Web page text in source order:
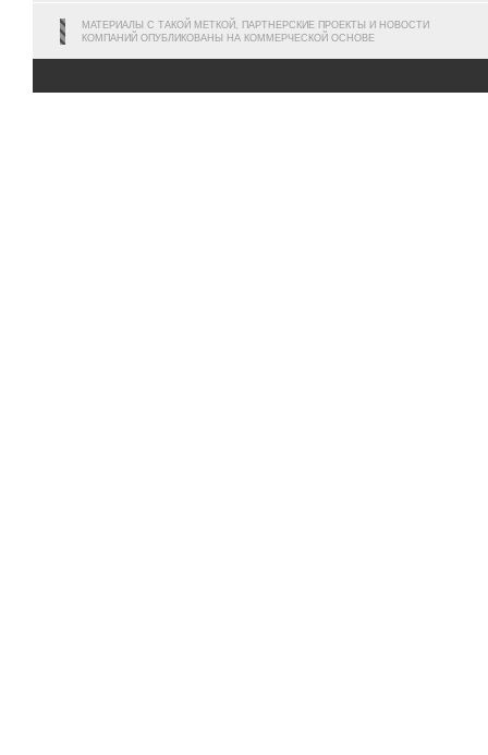
МАТЕРИАЛЫ С ТАКОЙ МЕТКОЙ, ПАРТНЕРСКИЕ ПРОЕКТЫ И НОВОСТИ
КОМПАНИЙ ОПУБЛИКОВАНЫ НА КОММЕРЧЕСКОЙ ОСНОВЕ